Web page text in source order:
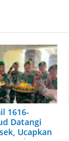
1616-
Datangi
Ucapkan